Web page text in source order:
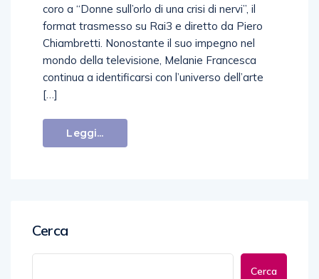
coro a “Donne sull’orlo di una crisi di nervi”, il
format trasmesso su Rai3 e diretto da Piero
Chiambretti. Nonostante il suo impegno nel
mondo della televisione, Melanie Francesca
continua a identificarsi con l’universo dell’arte
[…]
Leggi...
Cerca
Cerca